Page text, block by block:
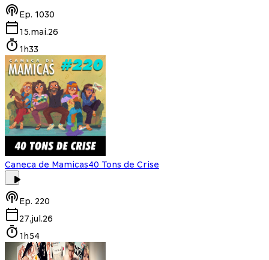
Ep. 1030
15.mai.26
1h33
Caneca de Mamicas40 Tons de Crise
Ep. 220
27.jul.26
1h54